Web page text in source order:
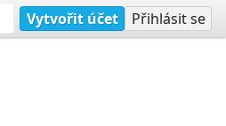
Vytvořit účet Přihlásit se